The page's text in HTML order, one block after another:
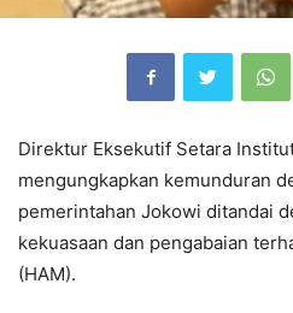
Direktur Eksekutif Setara
mengungkapkan kemunduran
pemerintahan Jokowi ditandai
kekuasaan dan pengabaian
(HAM).